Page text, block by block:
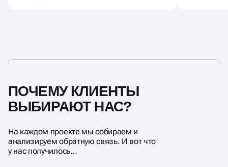
ПОЧЕМУ КЛИЕНТЫ
ВЫБИРАЮТ НАС?
На каждом проекте мы собираем и
анализируем обратную связь. И вот что
у нас получилось…